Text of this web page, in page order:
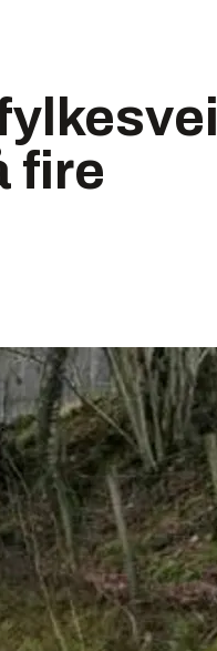
fire